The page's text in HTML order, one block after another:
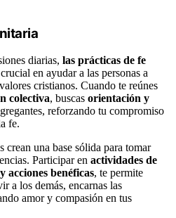
diarias, las prácticas de fe
en ayudar a las personas a
cristianos. Cuando te reúnes
colectiva, buscas orientación y
reforzando tu compromiso
fe.
crean una base sólida para tomar
Participar en actividades de
acciones benéficas, te permite
a los demás, encarnas las
amor y compasión en tus